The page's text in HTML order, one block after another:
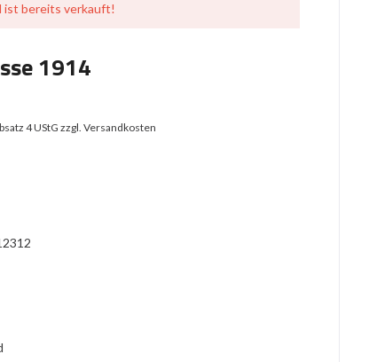
ist bereits verkauft!
1914
4 UStGzzgl. Versandkosten